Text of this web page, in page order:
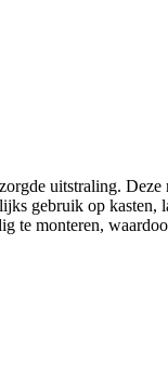
uitstraling.
gebruik op
te monteren,